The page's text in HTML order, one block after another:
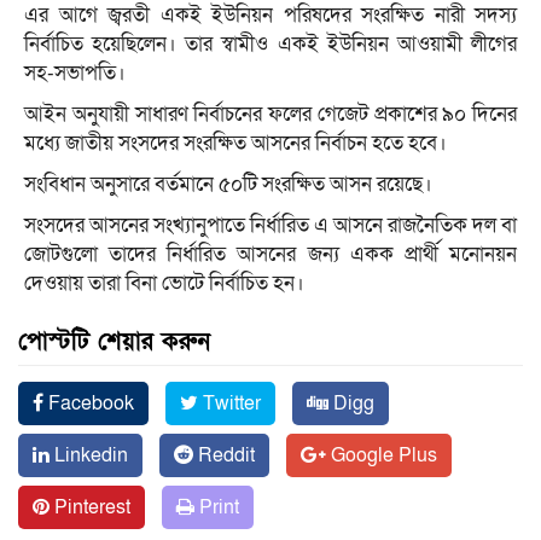
এর আগে জ্বরতী একই ইউনিয়ন পরিষদের সংরক্ষিত নারী সদস্য
নির্বাচিত হয়েছিলেন। তার স্বামীও একই ইউনিয়ন আওয়ামী লীগের
সহ-সভাপতি।
আইন অনুযায়ী সাধারণ নির্বাচনের ফলের গেজেট প্রকাশের ৯০ দিনের
মধ্যে জাতীয় সংসদের সংরক্ষিত আসনের নির্বাচন হতে হবে।
সংবিধান অনুসারে বর্তমানে ৫০টি সংরক্ষিত আসন রয়েছে।
সংসদের আসনের সংখ্যানুপাতে নির্ধারিত এ আসনে রাজনৈতিক দল বা
জোটগুলো তাদের নির্ধারিত আসনের জন্য একক প্রার্থী মনোনয়ন
দেওয়ায় তারা বিনা ভোটে নির্বাচিত হন।
পোস্টটি শেয়ার করুন
Facebook Twitter
Digg
Linkedin
Reddit
Google Plus
Pinterest
Print